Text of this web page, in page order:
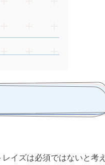
イズは必須ではないと考え